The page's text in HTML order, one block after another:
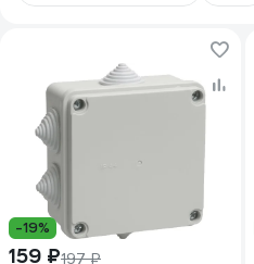
-19%
159 ₽197 ₽